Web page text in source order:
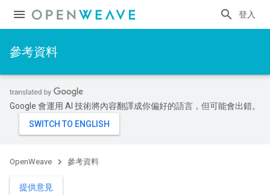
登入
參考資料
Google 會運用 AI 技術將內容翻譯成你偏好的語言，但可能會出錯。
OpenWeave 參考資料
提供意見